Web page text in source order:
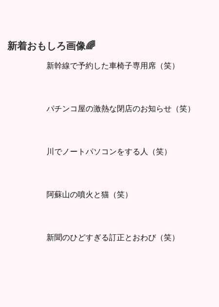
新着おもしろ画像🌈
新幹線で予約した車椅子専用席（笑）
パチンコ屋の激熱な閉店のお知らせ（笑）
川でノートパソコンをする人（笑）
阿蘇山の噴火と猫（笑）
新聞のひどすぎる訂正とおわび（笑）